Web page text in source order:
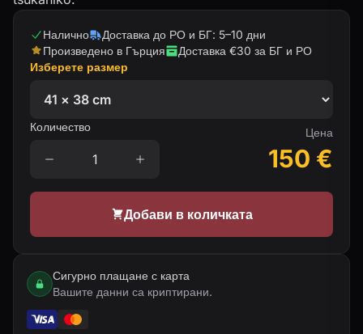
Налично
Доставка до РО и БГ: 5–10 дни
Произведено в Гърция
Доставка €30 за БГ и РО
Изберете размер
Количество Цена
150 €
Добави в количката
Сигурно плащане с карта
Вашите данни са криптирани.